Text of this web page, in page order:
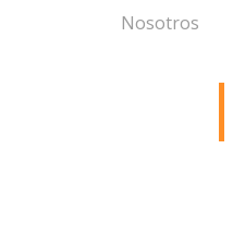
Nosotros